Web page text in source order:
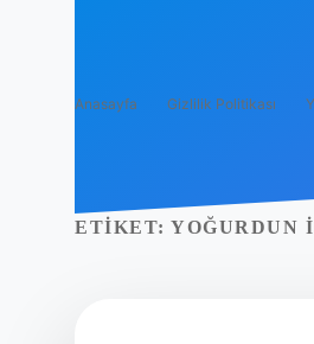
Anasayfa Gizlilik Politikası
ETIKET: YOĞURDUN